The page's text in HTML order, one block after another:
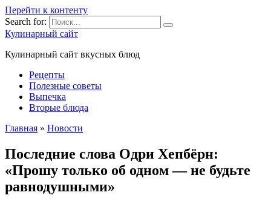
Перейти к контенту
Search for:
Кулинарный сайт
Кулинарный сайт вкусных блюд
Рецепты
Полезные советы
Выпечка
Вторые блюда
Главная » Новости
Последние слова Одри Хепбёрн:
«Прошу только об одном — не будьте
равнодушными»